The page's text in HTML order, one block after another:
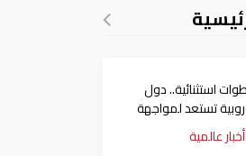
استثنائية.. دول
تستعد لمواجهة
حر غير مسبوقة
أخبار عالمية